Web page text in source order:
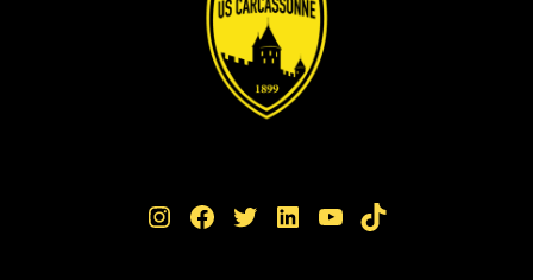
Instagram Facebook Twitter LinkedIn YouTube TikTok